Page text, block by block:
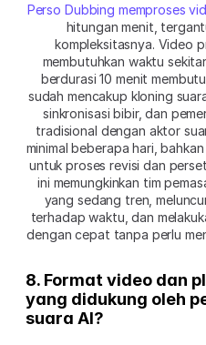
Perso Dubbing memproses
hitungan menit,
kompleksitasnya. Video
membutuhkan waktu
berdurasi 10 menit
sudah mencakup kloning
sinkronisasi bibir, dan
tradisional dengan aktor
minimal beberapa hari,
untuk proses revisi dan
ini memungkinkan tim
yang sedang tren,
terhadap waktu, dan
dengan cepat tanpa perlu
8. Format video dan
yang didukung oleh
suara AI?